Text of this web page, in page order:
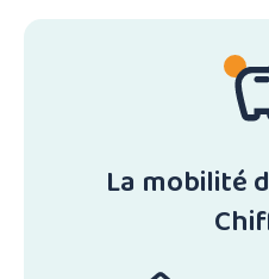
La mobilité